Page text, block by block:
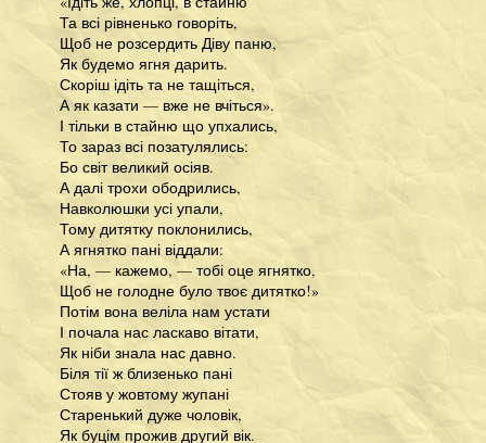
Та всі рівненько говоріть,
Щоб не розсердить Діву паню,
Як будемо ягня дарить.
Скоріш ідіть та не тащіться,
А як казати — вже не вчіться».
І тільки в стайню що упхались,
То зараз всі позатулялись:
Бо світ великий осіяв.
А далі трохи ободрились,
Навколюшки усі упали,
Тому дитятку поклонились,
А ягнятко пані віддали:
«На, — кажемо, — тобі оце ягнятко,
Щоб не голодне було твоє дитятко!»
Потім вона веліла нам устати
І почала нас ласкаво вітати,
Як ніби знала нас давно.
Біля тії ж близенько пані
Стояв у жовтому жупані
Старенький дуже чоловік,
Як буцім прожив другий вік.